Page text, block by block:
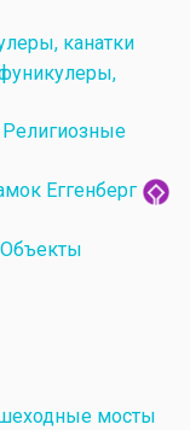
канатки
Религиозные
Еггенберг
Объекты
мосты